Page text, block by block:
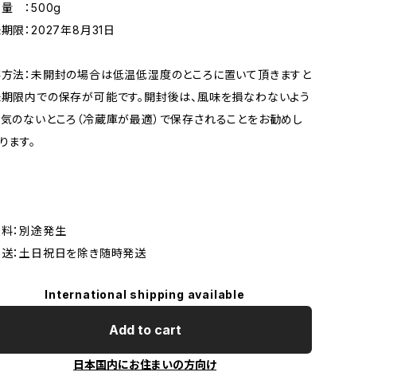
：500g
限：2027年8月31日
法：未開封の場合は低温低湿度のところに置いて頂きますと
限内での保存が可能です。開封後は、風味を損なわないよう
のないところ（冷蔵庫が最適）で保存されることをお勧めし
ます。
：別途発生
：土日祝日を除き随時発送
International shipping available
Add to cart
日本国内にお住まいの方向け